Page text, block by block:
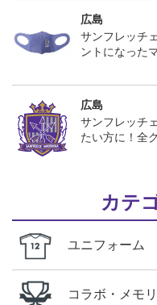
広島
サンフレッチ
ントになった
広島
サンフレッチ
たい方に！全
カテ
ユニフォーム
コラボ・メモ